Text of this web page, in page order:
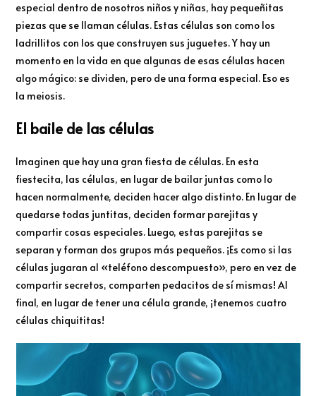
especial dentro de nosotros niños y niñas, hay pequeñitas
piezas que se llaman células. Estas células son como los
ladrillitos con los que construyen sus juguetes. Y hay un
momento en la vida en que algunas de esas células hacen
algo mágico: se dividen, pero de una forma especial. Eso es
la meiosis.
El baile de las células
Imaginen que hay una gran fiesta de células. En esta
fiestecita, las células, en lugar de bailar juntas como lo
hacen normalmente, deciden hacer algo distinto. En lugar de
quedarse todas juntitas, deciden formar parejitas y
compartir cosas especiales. Luego, estas parejitas se
separan y forman dos grupos más pequeños. ¡Es como si las
células jugaran al «teléfono descompuesto», pero en vez de
compartir secretos, comparten pedacitos de sí mismas! Al
final, en lugar de tener una célula grande, ¡tenemos cuatro
células chiquititas!